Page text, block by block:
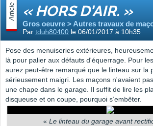
Article « HORS D'AIR. »
Gros oeuvre > Autres travaux de
Par tduh80400 le 06/01/2017 à 10h35
Pose des menuiseries extérieures,
là pour palier aux défauts d'équerrage. Pour
aurez peut-être remarqué que le linteau sur la
sérieusement maigri. Les maçons n'avaient
une chape dans le garage. Il suffit de lire les
disqueuse et on coupe, pourquoi s’embêter.
« Le linteau du garage avant